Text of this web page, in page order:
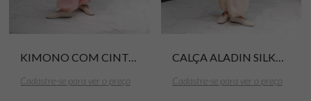
Cadastre-se para ver o preço Cadastre-se para ver o preço